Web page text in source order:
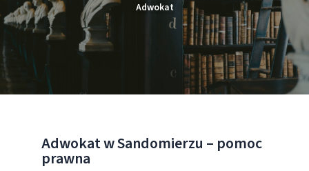
Adwokat
Adwokat w Sandomierzu – pomoc
prawna